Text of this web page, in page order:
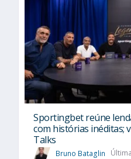
Sportingbet reúne
com histórias inéditas;
Talks
Bruno Bataglin